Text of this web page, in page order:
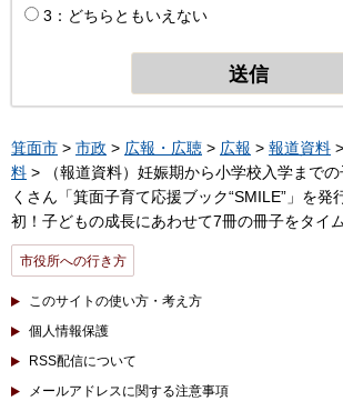
3：どちらともいえない
箕面市 > 市政 > 広報・広聴 > 広報 > 報道資料 >
料 > （報道資料）妊娠期から小学校入学まで
くさん「箕面子育て応援ブック“SMILE”」を発
初！子どもの成長にあわせて7冊の冊子をタイ
市役所への行き方
このサイトの使い方・考え方
個人情報保護
RSS配信について
メールアドレスに関する注意事項